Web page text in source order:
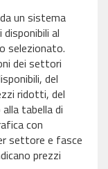
un sistema
al
selezionato.
dei settori
del
ridotti, del
tabella di
con
settore e fasce
prezzi